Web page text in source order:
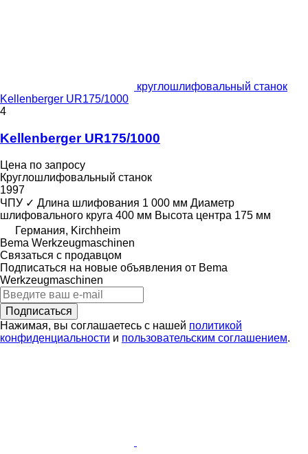
круглошлифовальный станок
Kellenberger UR175/1000
4
Kellenberger UR175/1000
Цена по запросу
Круглошлифовальный станок
1997
ЧПУ ✓ Длина шлифования 1 000 мм Диаметр
шлифовального круга 400 мм Высота центра 175 мм
Германия, Kirchheim
Bema Werkzeugmaschinen
Связаться с продавцом
Подписаться на новые объявления от Bema
Werkzeugmaschinen
Подписаться
Нажимая, вы соглашаетесь с нашей политикой
конфиденциальности и пользовательским соглашением.